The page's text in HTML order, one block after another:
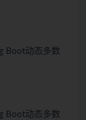
Boot动态多数
Boot动态多数